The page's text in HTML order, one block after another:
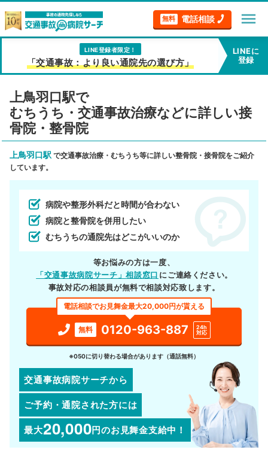
無料 電話相談 menu
LINE登録者限定！
「交通事故：より良い通院先の選び方」
LINEに
登録
上鳥羽口駅で
むちうち・交通事故治療などに詳しい接
骨院・整骨院
上鳥羽口駅 で交通事故治療・むちうち等に詳しい整骨院・接骨院をご紹介
しています。
病院や整形外科だと時間が合わない
病院と整骨院を併用したい
むちうちの通院先はどこがいいのか
等お悩みの方は一度、
「交通事故病院サーチ」相談窓口 にご連絡ください。
事故対応の相談員が無料で相談対応致します。
電話相談でお見舞金最大20,000円が貰える
無料 0120-963-887
24h
対応
※050に切り替わる場合があります（通話無料）
交通事故病院サーチから
ご予約・通院された方には
最大20,000円のお見舞金支給中！